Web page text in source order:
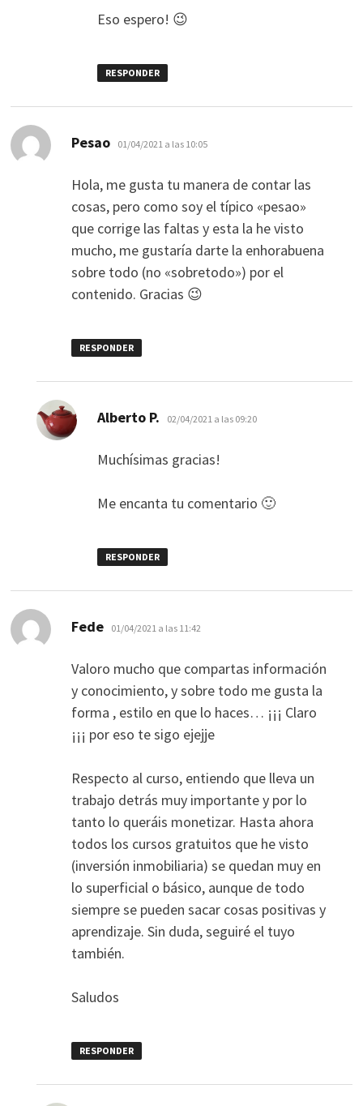
Eso espero! 😉
RESPONDER
Pesao dice:
01/04/2021 a las 10:05
Hola, me gusta tu manera de contar las
cosas, pero como soy el típico «pesao»
que corrige las faltas y esta la he visto
mucho, me gustaría darte la enhorabuena
sobre todo (no «sobretodo») por el
contenido. Gracias 😉
RESPONDER
Alberto P. dice:
02/04/2021 a las 09:20
Muchísimas gracias!
Me encanta tu comentario 🙂
RESPONDER
Fede dice:
01/04/2021 a las 11:42
Valoro mucho que compartas información
y conocimiento, y sobre todo me gusta la
forma , estilo en que lo haces… ¡¡¡ Claro
¡¡¡ por eso te sigo ejejje
Respecto al curso, entiendo que lleva un
trabajo detrás muy importante y por lo
tanto lo queráis monetizar. Hasta ahora
todos los cursos gratuitos que he visto
(inversión inmobiliaria) se quedan muy en
lo superficial o básico, aunque de todo
siempre se pueden sacar cosas positivas y
aprendizaje. Sin duda, seguiré el tuyo
también.
Saludos
RESPONDER